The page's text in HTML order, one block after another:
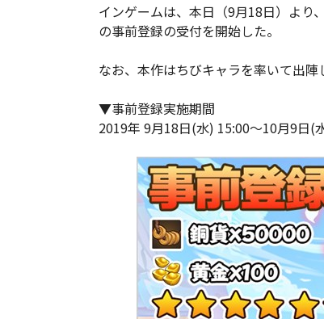
インゲームは、本日（9月18日）より
の事前登録の受付を開始した。
なお、本作はちびキャラを率いて出陣
▼事前登録実施期間
2019年 9月18日(水) 15:00～10月9日(